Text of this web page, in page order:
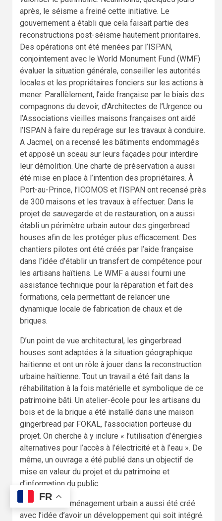
après, le séisme a freiné cette initiative. Le
gouvernement a établi que cela faisait partie des
reconstructions post-séisme hautement prioritaires.
Des opérations ont été menées par l’ISPAN,
conjointement avec le World Monument Fund (WMF)
évaluer la situation générale, conseiller les autorités
locales et les propriétaires fonciers sur les actions à
mener. Parallèlement, l’aide française par le biais des
compagnons du devoir, d’Architectes de l’Urgence ou
l’Associations vieilles maisons françaises ont aidé
l’ISPAN à faire du repérage sur les travaux à conduire.
A Jacmel, on a recensé les bâtiments endommagés
et apposé un sceau sur leurs façades pour interdire
leur démolition. Une charte de préservation a aussi
été mise en place à l’intention des propriétaires. À
Port-au-Prince, l’ICOMOS et l’ISPAN ont recensé près
de 300 maisons et les travaux à effectuer. Dans le
projet de sauvegarde et de restauration, on a aussi
établi un périmètre urbain autour des gingerbread
houses afin de les protéger plus efficacement. Des
chantiers pilotes ont été créés par l’aide française
dans l’idée d’établir un transfert de compétence pour
les artisans haïtiens. Le WMF a aussi fourni une
assistance technique pour la réparation et fait des
formations, cela permettant de relancer une
dynamique locale de fabrication de chaux et de
briques.
D’un point de vue architectural, les gingerbread
houses sont adaptées à la situation géographique
haïtienne et ont un rôle à jouer dans la reconstruction
urbaine haïtienne. Tout un travail a été fait dans la
réhabilitation à la fois matérielle et symbolique de ce
patrimoine bâti. Un atelier-école pour les artisans du
bois et de la brique a été installé dans une maison
gingerbread par FOKAL, l’association porteuse du
projet. On cherche à y inclure « l’utilisation d’énergies
alternatives pour l’accès à l’électricité et à l’eau ». De
même, un ouvrage a été publié dans un objectif de
mise en valeur du projet et du patrimoine et
d’information du public.
Un schéma d’aménagement urbain a aussi été créé
avec l’idée d’avoir un développement qui soit intégré.
FR